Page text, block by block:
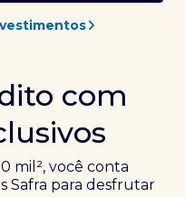
com
mil², você conta
Safra para desfrutar